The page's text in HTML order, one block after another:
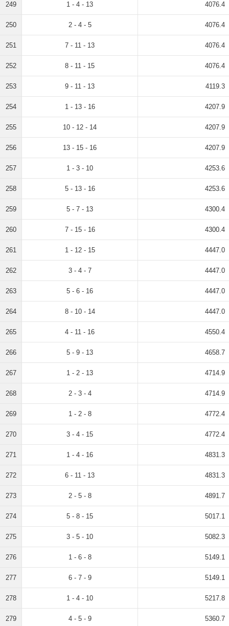
249 1 - 4 - 13 4076.4
250 2 - 4 - 5 4076.4
251 7 - 11 - 13 4076.4
252 8 - 11 - 15 4076.4
253 9 - 11 - 13 4119.3
254 1 - 13 - 16 4207.9
255 10 - 12 - 14 4207.9
256 13 - 15 - 16 4207.9
257 1 - 3 - 10 4253.6
258 5 - 13 - 16 4253.6
259 5 - 7 - 13 4300.4
260 7 - 15 - 16 4300.4
261 1 - 12 - 15 4447.0
262 3 - 4 - 7 4447.0
263 5 - 6 - 16 4447.0
264 8 - 10 - 14 4447.0
265 4 - 11 - 16 4550.4
266 5 - 9 - 13 4658.7
267 1 - 2 - 13 4714.9
268 2 - 3 - 4 4714.9
269 1 - 2 - 8 4772.4
270 3 - 4 - 15 4772.4
271 1 - 4 - 16 4831.3
272 6 - 11 - 13 4831.3
273 2 - 5 - 8 4891.7
274 5 - 8 - 15 5017.1
275 3 - 5 - 10 5082.3
276 1 - 6 - 8 5149.1
277 6 - 7 - 9 5149.1
278 1 - 4 - 10 5217.8
279 4 - 5 - 9 5360.7